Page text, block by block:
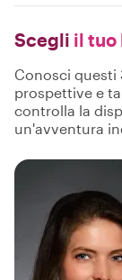
Scegli il tuo
Conosci questi
prospettive e
controlla la
un'avventura